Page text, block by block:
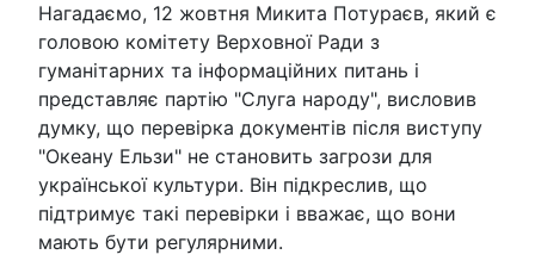
Нагадаємо, 12 жовтня Микита Потураєв, який є
головою комітету Верховної Ради з
гуманітарних та інформаційних питань і
представляє партію "Слуга народу", висловив
думку, що перевірка документів після виступу
"Океану Ельзи" не становить загрози для
української культури. Він підкреслив, що
підтримує такі перевірки і вважає, що вони
мають бути регулярними.